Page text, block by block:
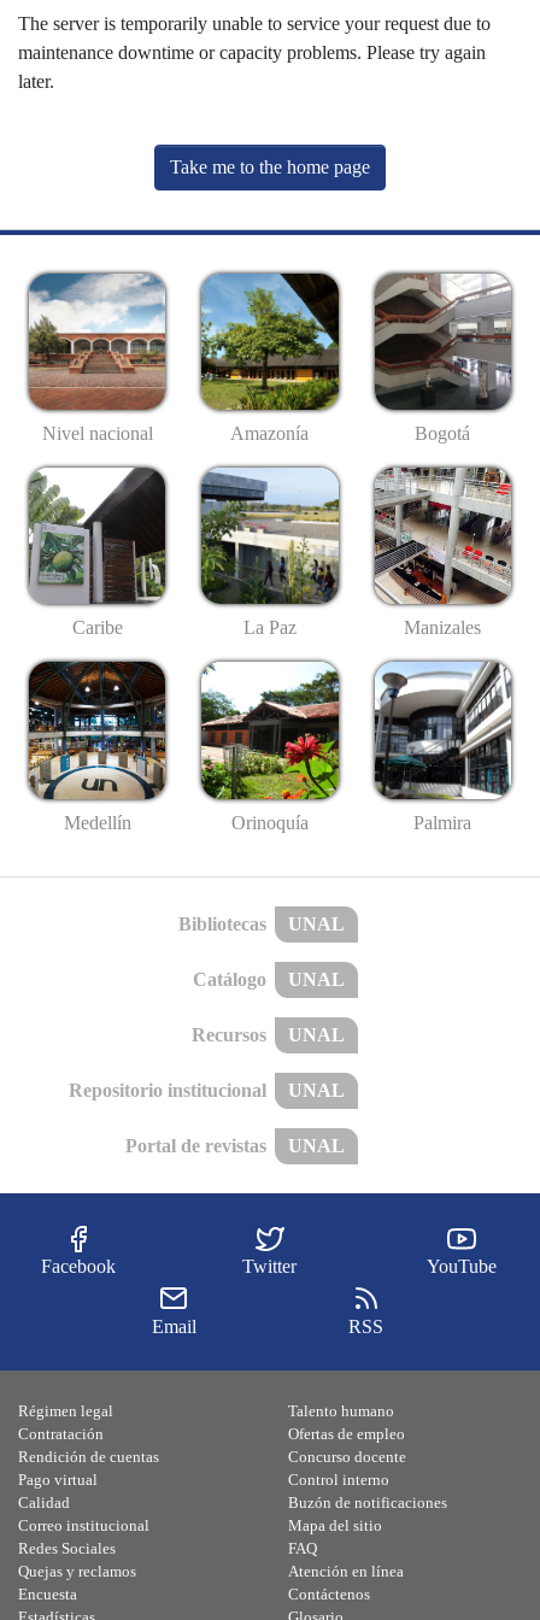
The server is temporarily unable to service your request due to
maintenance downtime or capacity problems. Please try again
later.
Take me to the home page
Nivel nacional Amazonía Bogotá
Caribe La Paz Manizales
Medellín Orinoquía Palmira
Bibliotecas UNAL
Catálogo UNAL
Recursos UNAL
Repositorio institucional UNAL
Portal de revistas UNAL
Facebook Twitter YouTube
Email RSS
Régimen legal
Contratación
Rendición de cuentas
Pago virtual
Calidad
Talento humano
Ofertas de empleo
Concurso docente
Control interno
Buzón de notificaciones
Correo institucional
Redes Sociales
Quejas y reclamos
Encuesta
Mapa del sitio
FAQ
Atención en línea
Contáctenos